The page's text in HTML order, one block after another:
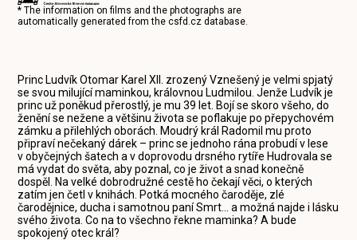
* The information on films and the photographs are
automatically generated from thecsfd.cz database.
Princ Ludvík Otomar Karel XII. zrozený Vznešený je velmi spjatý
se svou milující maminkou, královnou Ludmilou. Jenže Ludvík je
princ už poněkud přerostlý, je mu 39 let. Bojí se skoro všeho, do
ženění se nežene a většinu života se poflakuje po přepychovém
zámku a přilehlých oborách. Moudrý král Radomil mu proto
připraví nečekaný dárek – princ se jednoho rána probudí v lese
v obyčejných šatech a v doprovodu drsného rytíře Hudrovala se
má vydat do světa, aby poznal, co je život a snad konečně
dospěl. Na velké dobrodružné cestě ho čekají věci, o kterých
zatím jen četl v knihách. Potká mocného čaroděje, zlé
čarodějnice, ducha i samotnou paní Smrt... a možná najde i lásku
svého života. Co na to všechno řekne maminka? A bude
spokojený otec král?